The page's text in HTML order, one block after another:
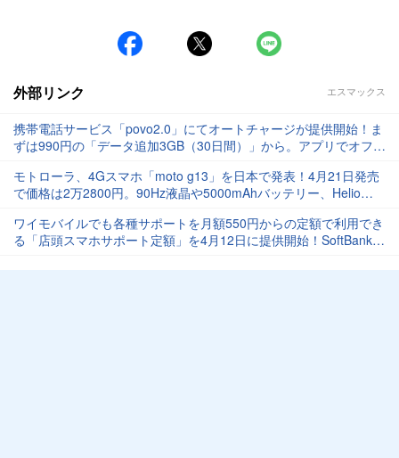
外部リンク エスマックス
携帯電話サービス「povo2.0」にてオートチャージが提供開始！ま
ずは990円の「データ追加3GB（30日間）」から。アプリでオフに
モトローラ、4Gスマホ「moto g13」を日本で発表！4月21日発売
で価格は2万2800円。90Hz液晶や5000mAhバッテリー、Helio
ワイモバイルでも各種サポートを月額550円からの定額で利用でき
る「店頭スマホサポート定額」を4月12日に提供開始！SoftBankに